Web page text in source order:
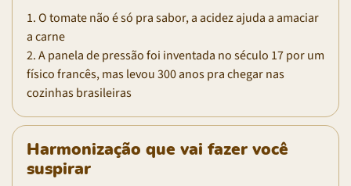
1. O tomate não é só pra sabor, a acidez ajuda a amaciar
a carne
2. A panela de pressão foi inventada no século 17 por um
físico francês, mas levou 300 anos pra chegar nas
cozinhas brasileiras
Harmonização que vai fazer você
suspirar